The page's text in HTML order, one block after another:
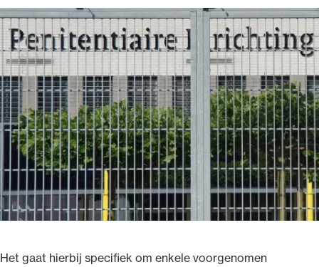
Het gaat hierbij specifiek om enkele voorgenomen